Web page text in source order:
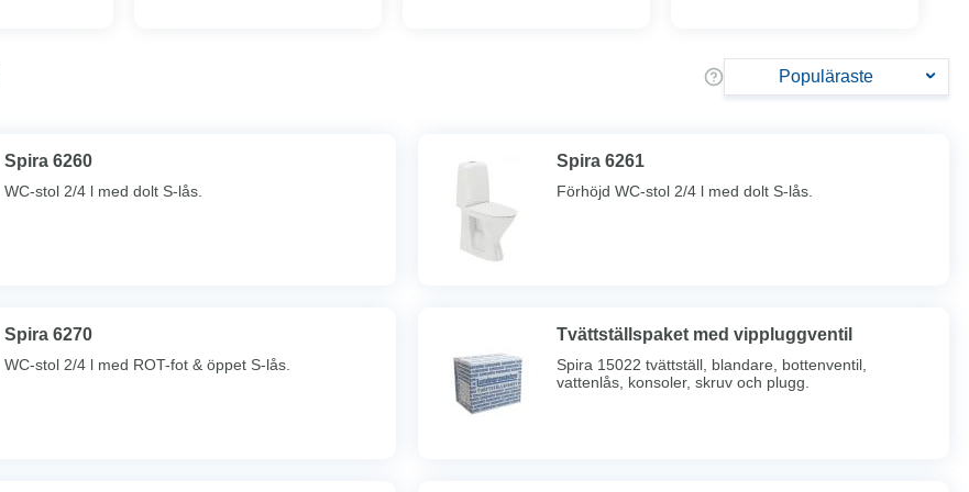
Populäraste
Spira 6260
WC-stol 2/4 l med dolt S-lås.
Spira 6261
Förhöjd WC-stol 2/4 l med dolt S-lås.
Spira 6270
WC-stol 2/4 l med ROT-fot & öppet S-lås.
Tvättställspaket med vippluggventil
Spira 15022 tvättställ, blandare, bottenventil,
vattenlås, konsoler, skruv och plugg.